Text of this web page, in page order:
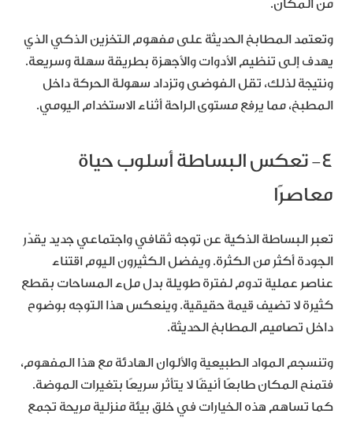
من المكان.
وتعتمد المطابخ الحديثة على مفهوم التخزين الذكي الذي
يهدف إلى تنظيم الأدوات والأجهزة بطريقة سهلة وسريعة.
ونتيجة لذلك، تقل الفوضى وتزداد سهولة الحركة داخل
المطبخ، مما يرفع مستوى الراحة أثناء الاستخدام اليومي.
٤- تعكس البساطة أسلوب حياة
معاصرًا
تعبر البساطة الذكية عن توجه ثقافي واجتماعي جديد يقدّر
الجودة أكثر من الكثرة. ويفضل الكثيرون اليوم اقتناء
عناصر عملية تدوم لفترة طويلة بدل ملء المساحات بقطع
كثيرة لا تضيف قيمة حقيقية. وينعكس هذا التوجه بوضوح
داخل تصاميم المطابخ الحديثة.
وتنسجم المواد الطبيعية والألوان الهادئة مع هذا المفهوم،
فتمنح المكان طابعًا أنيقًا لا يتأثر سريعًا بتغيرات الموضة.
كما تساهم هذه الخيارات في خلق بيئة منزلية مريحة تجمع